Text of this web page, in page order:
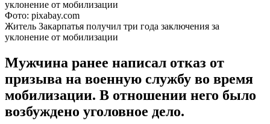
Фото: pixabay.com
Житель Закарпатья получил три года заключения за
уклонение от мобилизации
Мужчина ранее написал отказ от
призыва на военную службу во время
мобилизации. В отношении него было
возбуждено уголовное дело.